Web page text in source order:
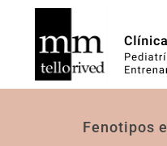
contenido
Fenotipos